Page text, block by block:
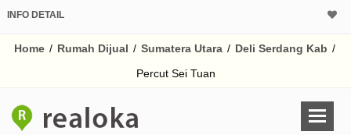
INFO DETAIL
Home / Rumah Dijual / Sumatera Utara / Deli Serdang Kab /
Percut Sei Tuan
Harga Rp
% /th